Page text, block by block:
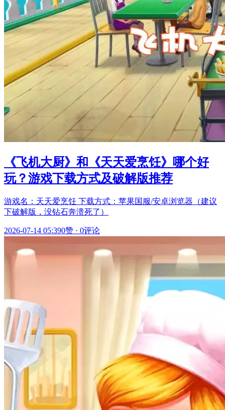
《飞机大厨》和《天天爱烹饪》哪个好
玩？游戏下载方式及破解版推荐
游戏名：天天爱烹饪 下载方式：苹果国服/安卓浏览器（建议
下破解版，没钻石奔溃死了）
2026-07-14 05:390赞 · 0评论